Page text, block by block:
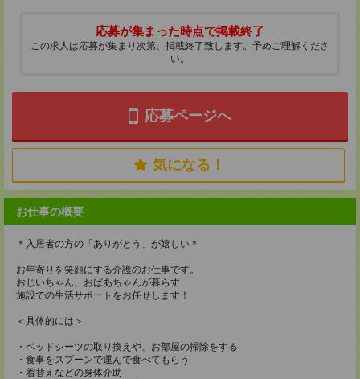
応募が集まった時点で掲載終了
この求人は応募が集まり次第、掲載終了致します。予めご理解くださ
い。
応募ページへ
気になる！
お仕事の概要
＊入居者の方の「ありがとう」が嬉しい＊
お年寄りを笑顔にする介護のお仕事です。
おじいちゃん、おばあちゃんが暮らす
施設での生活サポートをお任せします！
＜具体的には＞
・ベッドシーツの取り換えや、お部屋の掃除をする
・食事をスプーンで運んで食べてもらう
・着替えなどの身体介助